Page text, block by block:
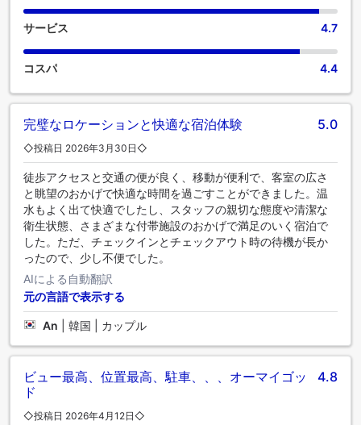
ターテイメント施設の外に出ることなく、エンターテイメン
トな夜をお楽しみください。一日中、ロッテホテルワールド
に、スパ施設へ出かけてみてはいかがでしょうか。滞在中、
少なくとも一度は当宿泊施設のプールをお楽しみください。
ターを訪れることで、活力と健康を維持することができるで
しょう。
サービス 4.7
コスパ 4.4
完璧なロケーションと快適な宿泊体験 5.0
◇投稿日 2026年3月30日◇
徒歩アクセスと交通の便が良く、移動が便利で、客室の広さ
と眺望のおかげで快適な時間を過ごすことができました。温
水もよく出て快適でしたし、スタッフの親切な態度や清潔な
衛生状態、さまざまな付帯施設のおかげで満足のいく宿泊で
した。ただ、チェックインとチェックアウト時の待機が長か
ったので、少し不便でした。
AIによる自動翻訳
元の言語で表示する
An 韓国 | カップル
ビュー最高、位置最高、駐車、、、オーマイゴッ
ド
4.8
◇投稿日 2026年4月12日◇